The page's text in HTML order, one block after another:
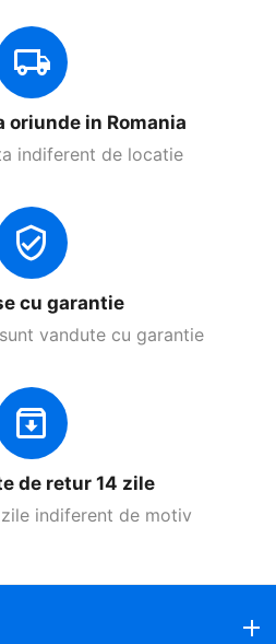
oriunde in Romania
indiferent de locatie
cu garantie
vandute cu garantie
de retur 14 zile
indiferent de motiv